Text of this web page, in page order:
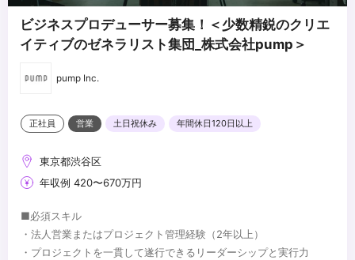
ビジネスプロデューサー募集！＜少数精鋭のクリエ
イティブのゼネラリスト集団_株式会社pump＞
pump Inc.
正社員 営業 土日祝休み 年間休日120日以上
東京都渋谷区
年収例 420〜670万円
■必須スキル
・法人営業またはプロジェクト管理経験（2年以上）
・プロジェクトを一貫して遂行できるリーダーシップと実行力